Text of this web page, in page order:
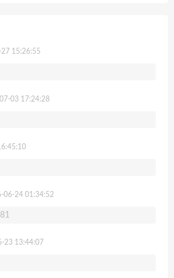
15:26:55
03 17:24:28
06-24 01:34:52
23 13:44:07